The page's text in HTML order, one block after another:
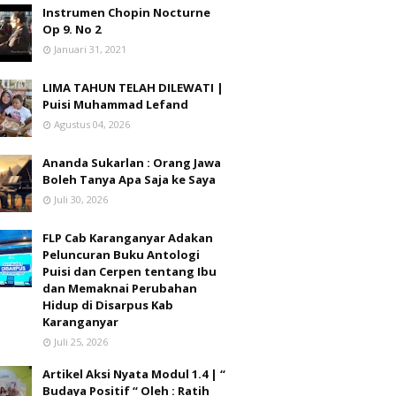
Instrumen Chopin Nocturne
Op 9. No 2
Januari 31, 2021
LIMA TAHUN TELAH DILEWATI |
Puisi Muhammad Lefand
Agustus 04, 2026
Ananda Sukarlan : Orang Jawa
Boleh Tanya Apa Saja ke Saya
Juli 30, 2026
FLP Cab Karanganyar Adakan
Peluncuran Buku Antologi
Puisi dan Cerpen tentang Ibu
dan Memaknai Perubahan
Hidup di Disarpus Kab
Karanganyar
Juli 25, 2026
Artikel Aksi Nyata Modul 1.4 | “
Budaya Positif “ Oleh : Ratih